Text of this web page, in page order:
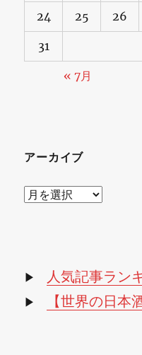
24 25 26
31
« 7月
アーカイブ
ア
ブ
▶ 人気記事ラン
▶ 【世界の日本